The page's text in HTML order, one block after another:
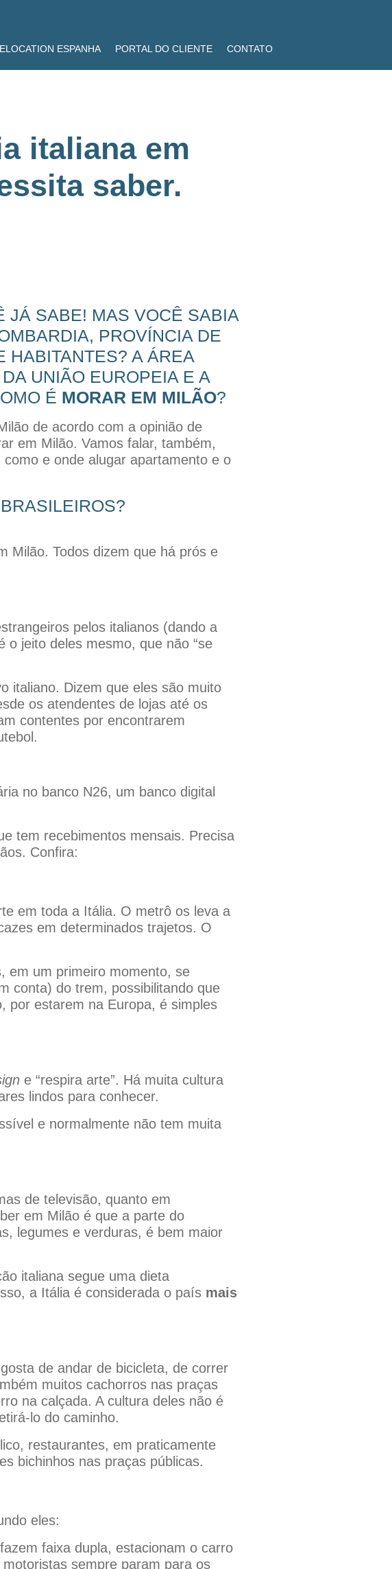
ESPANHA PORTAL DO CLIENTE CONTATO
italiana em
saber.
JÁ SABE! MAS VOCÊ SABIA
PROVÍNCIA DE
HABITANTES? A ÁREA
UNIÃO EUROPEIA E A
É MORAR EM MILÃO?
de acordo com a opinião de
em Milão. Vamos falar, também,
e onde alugar apartamento e o
Milão. Todos dizem que há prós e
pelos italianos (dando a
o jeito deles mesmo, que não “se
italiano. Dizem que eles são muito
os atendentes de lojas até os
contentes por encontrarem
no banco N26, um banco digital
tem recebimentos mensais. Precisa
Confira:
em toda a Itália. O metrô os leva a
em determinados trajetos. O
em um primeiro momento, se
conta) do trem, possibilitando que
por estarem na Europa, é simples
e “respira arte”. Há muita cultura
lindos para conhecer.
e normalmente não tem muita
de televisão, quanto em
em Milão é que a parte do
legumes e verduras, é bem maior
italiana segue uma dieta
a Itália é considerada o país mais
de andar de bicicleta, de correr
muitos cachorros nas praças
na calçada. A cultura deles não é
lo do caminho.
restaurantes, em praticamente
bichinhos nas praças públicas.
eles:
faixa dupla, estacionam o carro
sempre param para os